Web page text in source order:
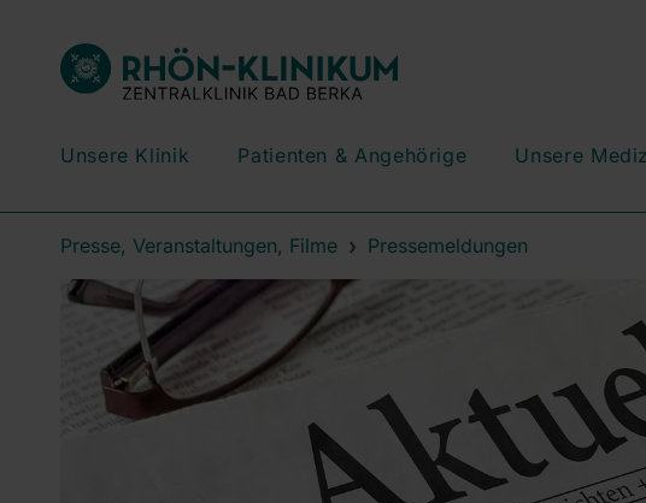
Unsere Klinik Patienten & Angehörige Unsere
Presse, Veranstaltungen, Filme Pressemeldungen